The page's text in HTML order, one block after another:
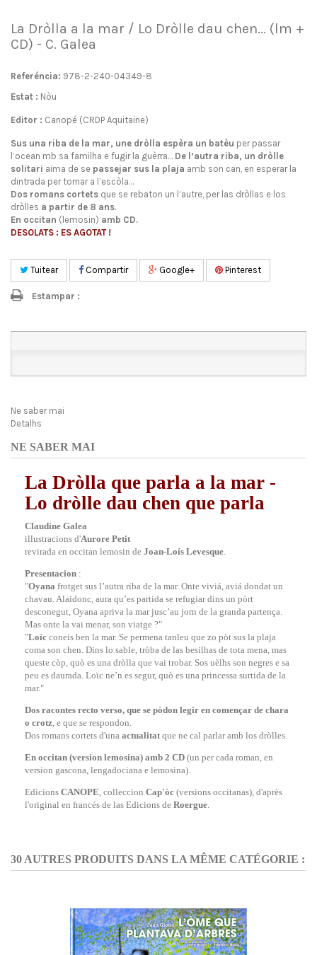
La Dròlla a la mar / Lo Dròlle dau chen... (lm +
CD) - C. Galea
Referéncia: 978-2-240-04349-8
Estat : Nòu
Editor : Canopé (CRDP Aquitaine)
Sus una riba de la mar, une dròlla espèra un batèu per passar
l’ocean mb sa familha e fugir la guèrra… De l’autra riba, un dròlle
solitari aima de se passejar sus la plaja amb son can, en esperar la
dintrada per tornar a l’escòla…
Dos romans cortets que se rebaton un l’autre, per las dròllas e los
dròlles a partir de 8 ans.
En occitan (lemosin) amb CD.
DESOLATS : ES AGOTAT !
Tuitear Compartir Google+ Pinterest
Estampar :
Ne saber mai
Detalhs
NE SABER MAI
La Dròlla que parla a la mar -
Lo dròlle dau chen que parla
Claudine Galea
illustracions d'Aurore Petit
revirada en occitan lemosin de Joan-Loís Levesque.
Presentacion :
"Oyana frotget sus l’autra riba de la mar. Onte viviá, aviá dondat un
chavau. Alaidonc, aura qu’es partida se refugiar dins un pòrt
desconegut, Oyana apriva la mar jusc’au jorn de la granda partença.
Mas onte la vai menar, son viatge ?"
"Loïc coneis ben la mar. Se permena tanleu que zo pòt sus la plaja
coma son chen. Dins lo sable, tròba de las besilhas de tota mena, mas
queste còp, quò es una dròlla que vai trobar. Sos uèlhs son negres e sa
peu es daurada. Loïc ne’n es segur, quò es una princessa surtida de la
mar."
Dos racontes recto verso, que se pòdon legir en començar de chara
o crotz, e que se respondon.
Dos romans cortets d'una actualitat que ne cal parlar amb los dròlles.
En occitan (version lemosina) amb 2 CD (un per cada roman, en
version gascona, lengadociana e lemosina).
Edicions CANOPE, colleccion Cap'òc (versions occitanas), d'après
l'original en francés de las Edicions de Roergue.
30 AUTRES PRODUITS DANS LA MÊME CATÉGORIE :